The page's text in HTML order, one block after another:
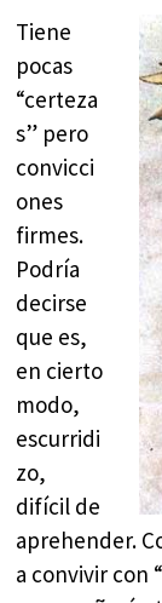
Tiene
pocas
“certeza
s” pero
convicci
ones
firmes.
Podría
decirse
que es,
en cierto
modo,
escurridi
zo,
difícil de
aprehender.
a convivir con